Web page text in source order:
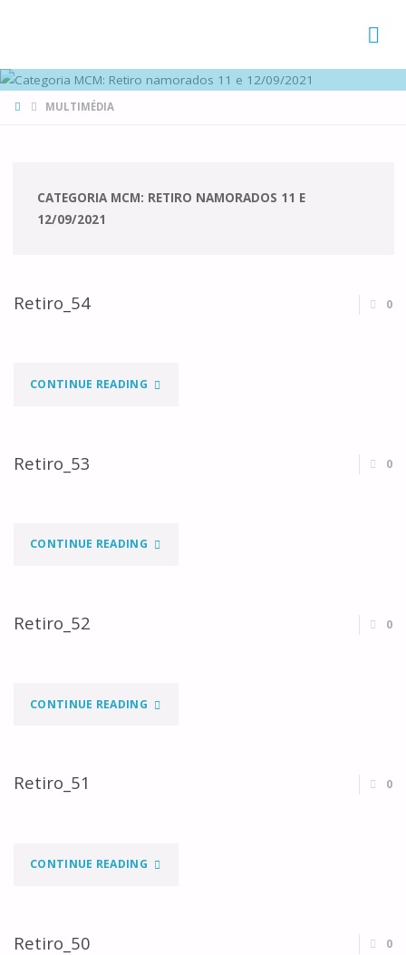
HOMEMULTIMÉDIA
CATEGORIA MCM: RETIRO NAMORADOS 11 E
12/09/2021
Retiro_54 0
CONTINUE READING"RETIRO_54"
Retiro_53 0
CONTINUE READING"RETIRO_53"
Retiro_52 0
CONTINUE READING"RETIRO_52"
Retiro_51 0
CONTINUE READING"RETIRO_51"
Retiro_50 0